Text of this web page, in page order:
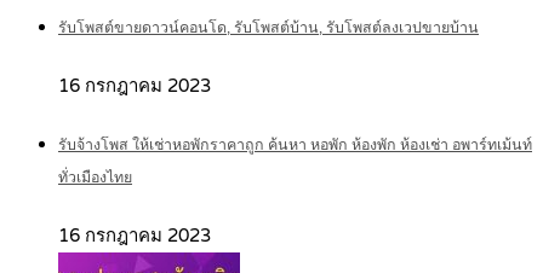
รับโพสต์ขายดาวน์คอนโด, รับโพสต์บ้าน, รับโพสต์ลงเวปขายบ้าน
16 กรกฎาคม 2023
รับจ้างโพส ให้เช่าหอพักราคาถูก ค้นหา หอพัก ห้องพัก ห้องเช่า อพาร์ทเม้นท์
ทั่วเมืองไทย
16 กรกฎาคม 2023